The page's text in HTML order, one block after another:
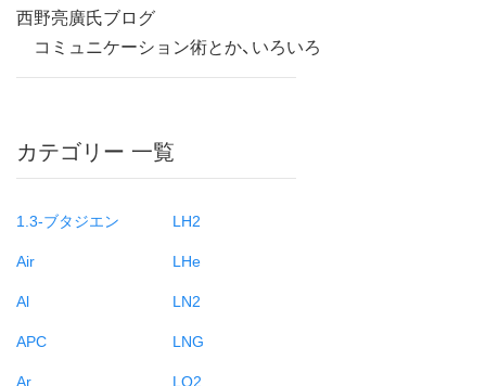
西野亮廣氏ブログ
コミュニケーション術とか、いろいろ
カテゴリー 一覧
1.3-ブタジエン
Air
Al
APC
Ar
LH2
LHe
LN2
LNG
LO2